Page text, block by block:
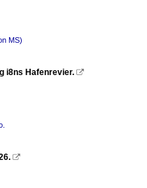
MS)
i8ns Hafenrevier. 
